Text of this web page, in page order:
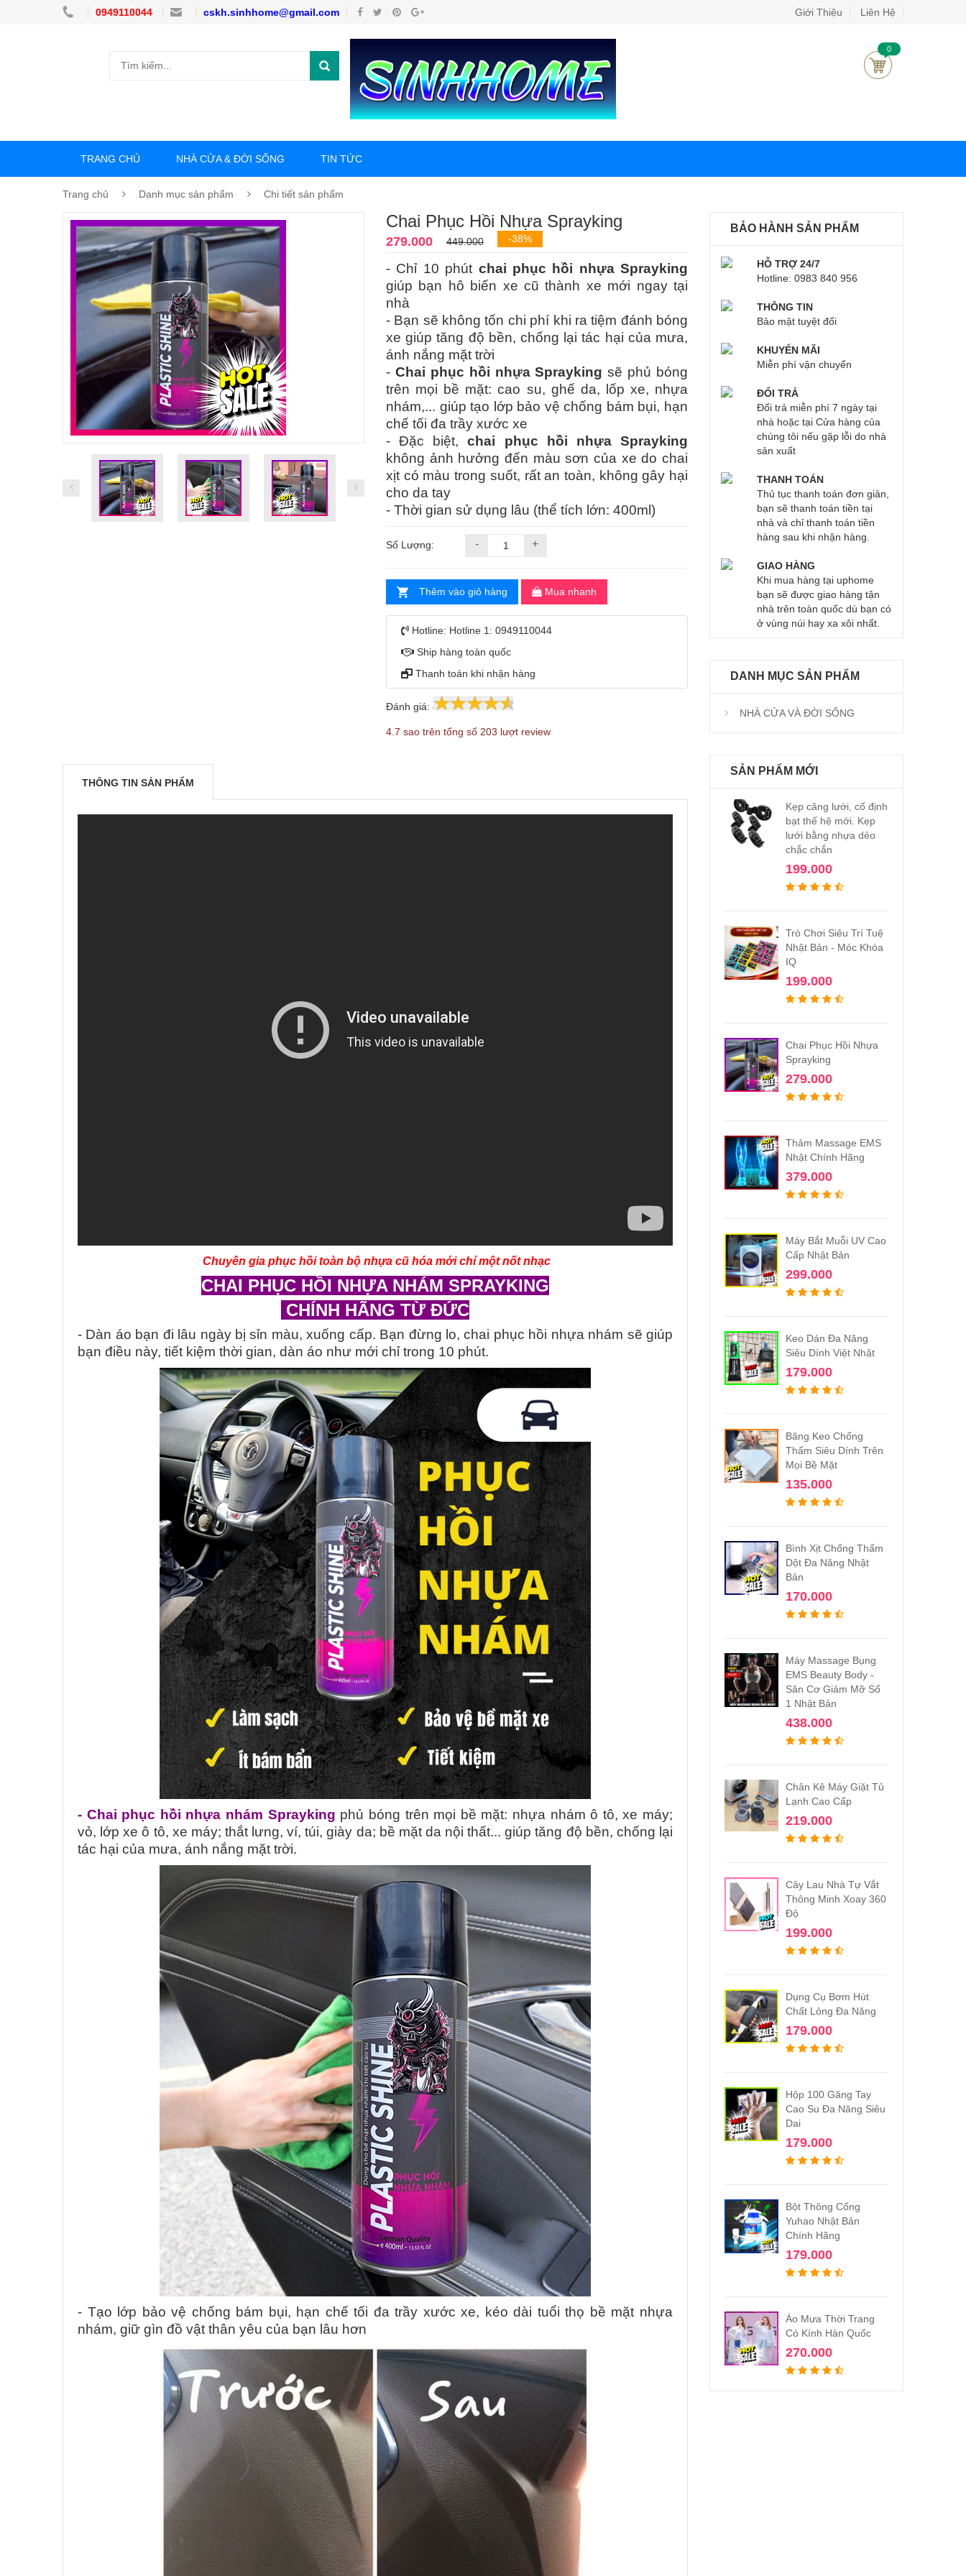
0949110044 cskh.sinhhome@gmail.com Giới Thiệu Liên Hệ
0
TRANG CHỦ NHÀ CỬA & ĐỜI SỐNG TIN TỨC
Trang chủ Danh mục sản phẩm Chi tiết sản phẩm
Chai Phục Hồi Nhựa Sprayking
279.000 449.000 -38%
- Chỉ 10 phút chai phục hồi nhựa Sprayking
giúp bạn hô biến xe cũ thành xe mới ngay tại
nhà
- Bạn sẽ không tốn chi phí khi ra tiệm đánh bóng
xe giúp tăng độ bền, chống lại tác hại của mưa,
ánh nắng mặt trời
- Chai phục hồi nhựa Sprayking sẽ phủ bóng
trên mọi bề mặt: cao su, ghế da, lốp xe, nhựa
nhám,... giúp tạo lớp bảo vệ chống bám bụi, hạn
chế tối đa trầy xước xe
- Đặc biệt,chai phục hồi nhựa Sprayking
không ảnh hưởng đến màu sơn của xe do chai
xịt có màu trong suốt, rất an toàn, không gây hại
cho da tay
- Thời gian sử dụng lâu (thể tích lớn: 400ml)
Số Lượng: - +
Thêm vào giỏ hàng Mua nhanh
Hotline: Hotline 1: 0949110044
Ship hàng toàn quốc
Thanh toán khi nhận hàng
Đánh giá: 4.7 203
4.7 sao trên tổng số 203 lượt review
THÔNG TIN SẢN PHẨM
Chuyên gia phục hồi toàn bộ nhựa cũ hóa mới chỉ một nốt nhạc
CHAI PHỤC HỒI NHỰA NHÁM SPRAYKING
CHÍNH HÃNG TỪ ĐỨC
- Dàn áo bạn đi lâu ngày bị sỉn màu, xuống cấp. Bạn đừng lo, chai phục hồi nhựa nhám sẽ giúp
bạn điều này, tiết kiệm thời gian, dàn áo như mới chỉ trong 10 phút.
- Chai phục hồi nhựa nhám Sprayking phủ bóng trên mọi bề mặt: nhựa nhám ô tô, xe máy;
vỏ, lớp xe ô tô, xe máy; thắt lưng, ví, túi, giày da; bề mặt da nội thất... giúp tăng độ bền, chống lại
tác hại của mưa, ánh nắng mặt trời.
- Tạo lớp bảo vệ chống bám bụi, hạn chế tối đa trầy xước xe, kéo dài tuổi thọ bề mặt nhựa
nhám, giữ gìn đồ vật thân yêu của bạn lâu hơn
BẢO HÀNH SẢN PHẨM
HỖ TRỢ 24/7
Hotline: 0983 840 956
THÔNG TIN
Bảo mật tuyệt đối
KHUYẾN MÃI
Miễn phí vận chuyển
ĐỔI TRẢ
Đổi trả miễn phí 7 ngày tại
nhà hoặc tại Cửa hàng của
chúng tôi nếu gặp lỗi do nhà
sản xuất
THANH TOÁN
Thủ tục thanh toán đơn giản,
bạn sẽ thanh toán tiền tại
nhà và chỉ thanh toán tiền
hàng sau khi nhận hàng.
GIAO HÀNG
Khi mua hàng tại uphome
bạn sẽ được giao hàng tận
nhà trên toàn quốc dù bạn có
ở vùng núi hay xa xôi nhất.
DANH MỤC SẢN PHẨM
NHÀ CỬA VÀ ĐỜI SỐNG
SẢN PHẨM MỚI
Kẹp căng lưới, cố định
bạt thế hệ mới. Kẹp
lưới bằng nhựa dẻo
chắc chắn
199.000
Trò Chơi Siêu Trí Tuệ
Nhật Bản - Móc Khóa
IQ
199.000
Chai Phục Hồi Nhựa
Sprayking
279.000
Thảm Massage EMS
Nhật Chính Hãng
379.000
Máy Bắt Muỗi UV Cao
Cấp Nhật Bản
299.000
Keo Dán Đa Năng
Siêu Dính Việt Nhật
179.000
Băng Keo Chống
Thấm Siêu Dính Trên
Mọi Bề Mặt
135.000
Bình Xịt Chống Thấm
Dột Đa Năng Nhật
Bản
170.000
Máy Massage Bụng
EMS Beauty Body -
Săn Cơ Giảm Mỡ Số
1 Nhật Bản
438.000
Chân Kê Máy Giặt Tủ
Lạnh Cao Cấp
219.000
Cây Lau Nhà Tự Vắt
Thông Minh Xoay 360
Độ
199.000
Dụng Cụ Bơm Hút
Chất Lỏng Đa Năng
179.000
Hộp 100 Găng Tay
Cao Su Đa Năng Siêu
Dai
179.000
Bột Thông Cống
Yuhao Nhật Bản
Chính Hãng
179.000
Áo Mưa Thời Trang
Có Kính Hàn Quốc
270.000